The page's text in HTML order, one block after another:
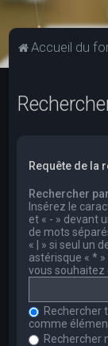
Accueil du
Requête de la
Rechercher
Insérez le
et « - » devant
de mots
« | » si seul un
astérisque « *
vous souhaitez
Rechercher
comme
Rechercher